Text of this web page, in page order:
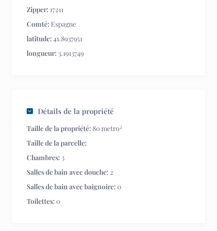
Zipper: 17211
Comté: Espagne
latitude: 41.8937951
longueur: 3.1913749
Détails de la propriété
Taille de la propriété: 80 metro2
Taille de la parcelle:
Chambres: 3
Salles de bain avec douche: 2
Salles de bain avec baignoire: 0
Toilettes: 0